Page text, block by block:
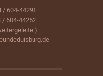
/ 604-44291
/ 604-44252